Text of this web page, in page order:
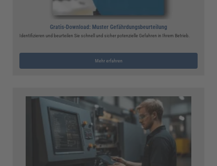
Gratis-Download: Muster Gefährdungsbeurteilung
Identifizieren und beurteilen Sie schnell und sicher potenzielle Gefahren in Ihrem Betrieb.
Mehr erfahren